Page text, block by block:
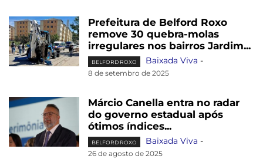
Prefeitura de Belford Roxo
remove 30 quebra-molas
irregulares nos bairros Jardim...
BELFORD ROXO Baixada Viva -
8 de setembro de 2025
Márcio Canella entra no radar
do governo estadual após
ótimos índices...
BELFORD ROXO Baixada Viva -
26 de agosto de 2025